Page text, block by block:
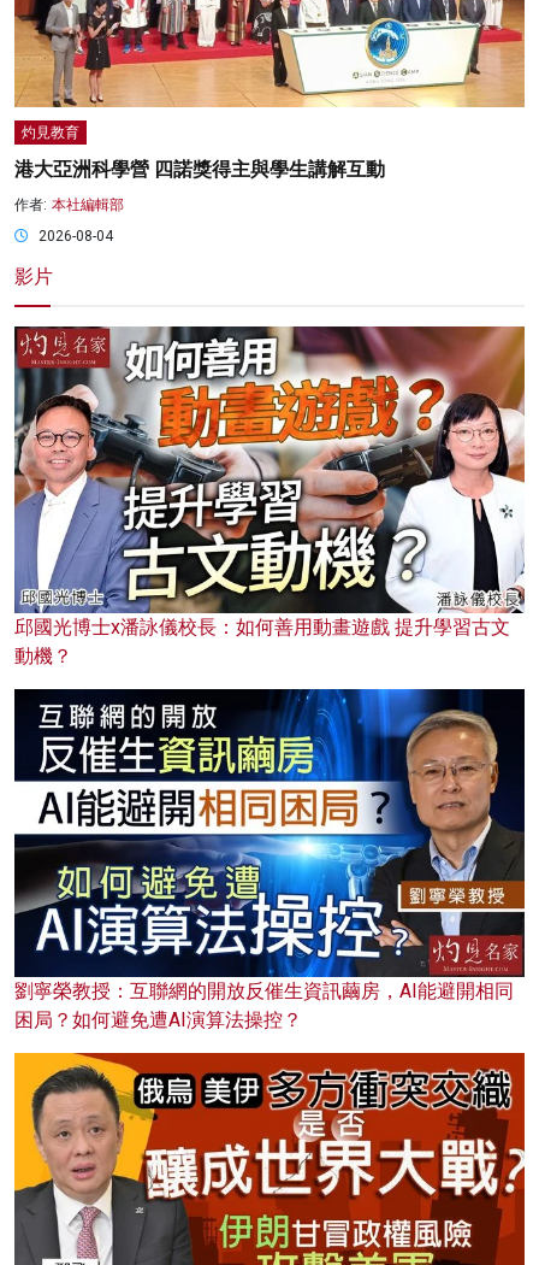
灼見教育
港大亞洲科學營 四諾獎得主與學生講解互動
作者: 本社編輯部
2026-08-04
影片
邱國光博士x潘詠儀校長：如何善用動畫遊戲 提升學習古文
動機？
劉寧榮教授：互聯網的開放反催生資訊繭房，AI能避開相同
困局？如何避免遭AI演算法操控？